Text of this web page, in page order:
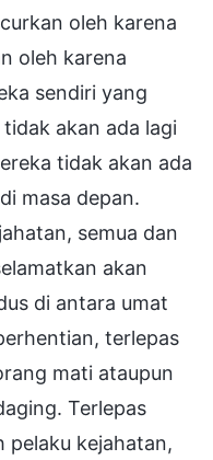
oleh karena
oleh karena
sendiri yang
akan ada lagi
tidak akan ada
masa depan.
semua dan
akan
di antara umat
terlepas
mati ataupun
Terlepas
pelaku kejahatan,